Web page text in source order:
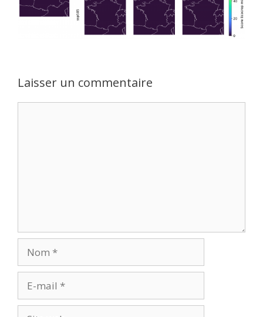
Laisser un commentaire
mail